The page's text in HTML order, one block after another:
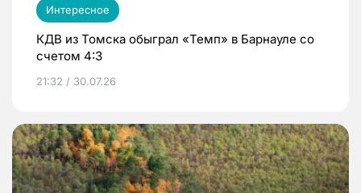
Интересное
КДВ из Томска обыграл «Темп» в Барнауле со
счетом 4:3
21:32 / 30.07.26